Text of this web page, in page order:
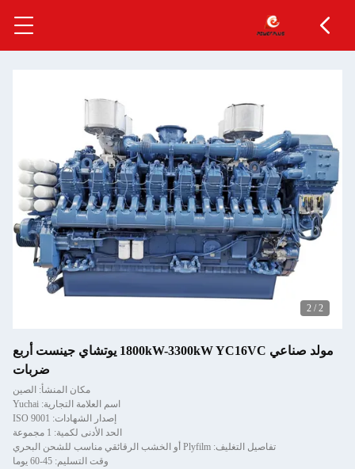
2
/
2
مولد صناعي 1800kW-3300kW YC16VC يوتشاي جينست أربع
ضربات
مكان المنشأ: الصين
اسم العلامة التجارية: Yuchai
إصدار الشهادات: ISO 9001
الحد الأدنى لكمية: 1 مجموعة
تفاصيل التغليف: Plyfilm أو الخشب الرقائقي مناسب للشحن البحري
وقت التسليم: 45-60 يوما